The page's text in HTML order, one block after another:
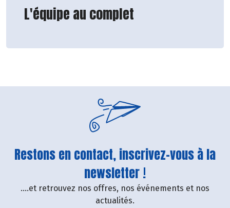
L'équipe au complet
Restons en contact, inscrivez-vous à la
newsletter !
....et retrouvez nos offres, nos événements et nos
actualités.